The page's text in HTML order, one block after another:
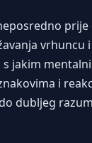
prije
vrhuncu
jakim
i
dubljeg